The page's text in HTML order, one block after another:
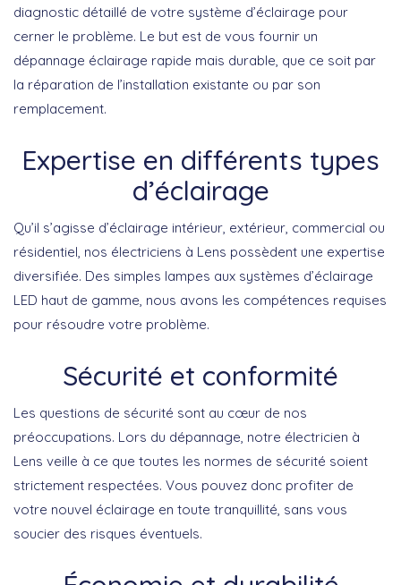
diagnostic détaillé de votre système d’éclairage pour
cerner le problème. Le but est de vous fournir un
dépannage éclairage rapide mais durable, que ce soit par
la réparation de l’installation existante ou par son
remplacement.
Expertise en différents types
d’éclairage
Qu’il s’agisse d’éclairage intérieur, extérieur, commercial ou
résidentiel, nos électriciens à Lens possèdent une expertise
diversifiée. Des simples lampes aux systèmes d’éclairage
LED haut de gamme, nous avons les compétences requises
pour résoudre votre problème.
Sécurité et conformité
Les questions de sécurité sont au cœur de nos
préoccupations. Lors du dépannage, notre électricien à
Lens veille à ce que toutes les normes de sécurité soient
strictement respectées. Vous pouvez donc profiter de
votre nouvel éclairage en toute tranquillité, sans vous
soucier des risques éventuels.